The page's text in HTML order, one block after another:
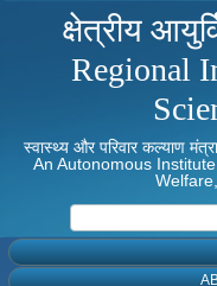
क्षेत्रीय
Regional
स्वास्थ्य और परिवार कल्याण
An Autonomous